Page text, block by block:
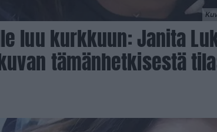
luu kurkkuun: Janita
tämänhetkisestä